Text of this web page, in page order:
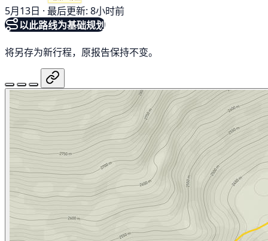
5月13日 · 最后更新: 8小时前
以此路线为基础规划
将另存为新行程，原报告保持不变。